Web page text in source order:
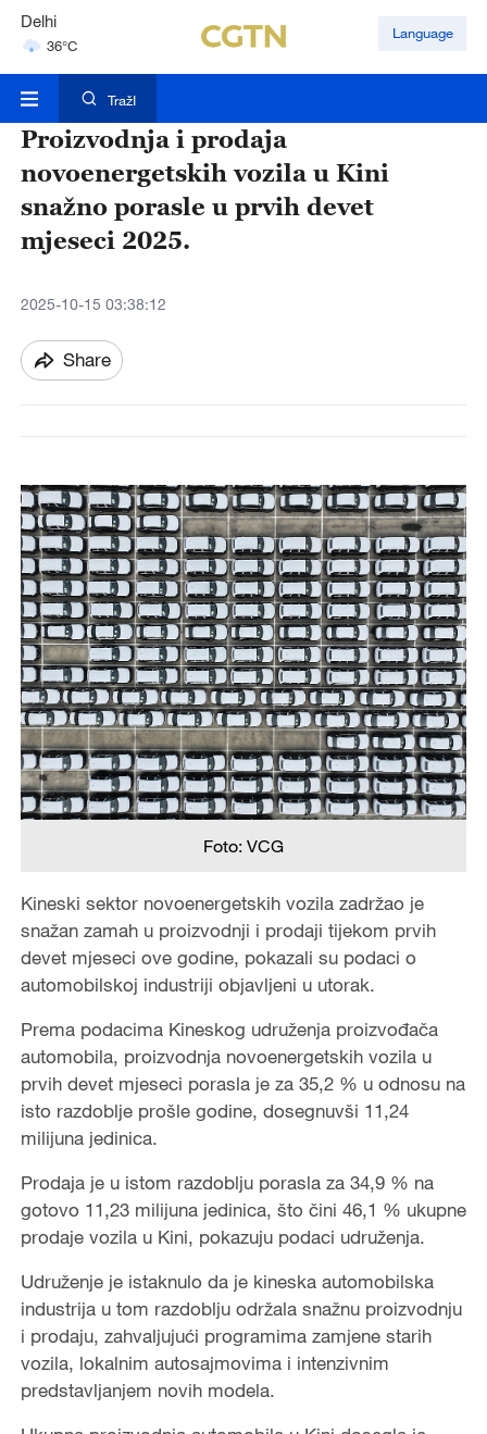
Hyderabad
42°C
Mumbai
Language
TražI
Proizvodnja i prodaja
novoenergetskih vozila u Kini
snažno porasle u prvih devet
mjeseci 2025.
2025-10-15 03:38:12
Share
Foto: VCG
Kineski sektor novoenergetskih vozila zadržao je
snažan zamah u proizvodnji i prodaji tijekom prvih
devet mjeseci ove godine, pokazali su podaci o
automobilskoj industriji objavljeni u utorak.
Prema podacima Kineskog udruženja proizvođača
automobila, proizvodnja novoenergetskih vozila u
prvih devet mjeseci porasla je za 35,2 % u odnosu na
isto razdoblje prošle godine, dosegnuvši 11,24
milijuna jedinica.
Prodaja je u istom razdoblju porasla za 34,9 % na
gotovo 11,23 milijuna jedinica, što čini 46,1 % ukupne
prodaje vozila u Kini, pokazuju podaci udruženja.
Udruženje je istaknulo da je kineska automobilska
industrija u tom razdoblju održala snažnu proizvodnju
i prodaju, zahvaljujući programima zamjene starih
vozila, lokalnim autosajmovima i intenzivnim
predstavljanjem novih modela.